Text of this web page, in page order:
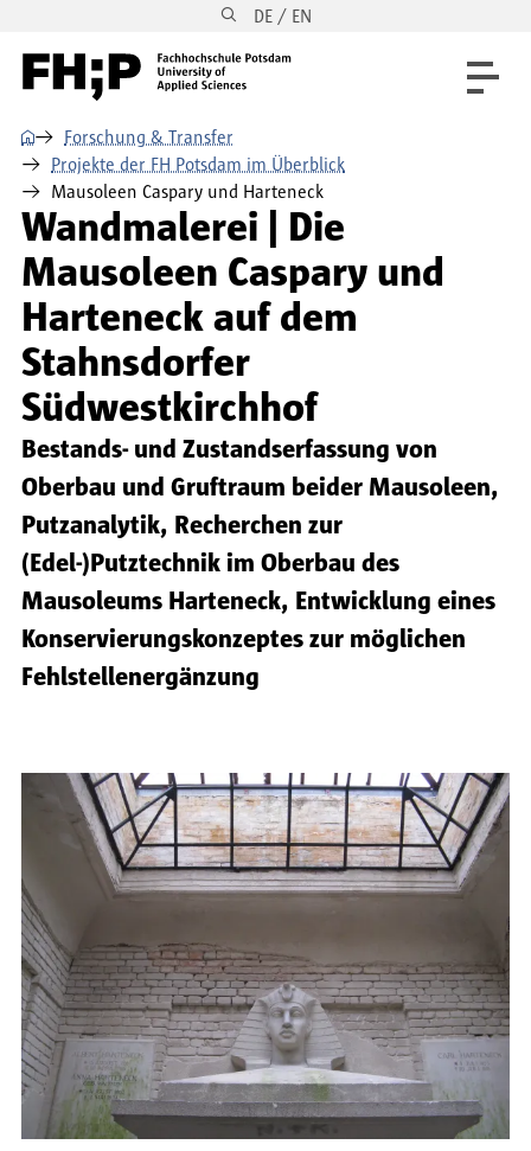
Direkt zur Hauptnavigation DE / EN
⌂
Forschung & Transfer
Projekte der FH Potsdam im Überblick
Mausoleen Caspary und Harteneck
Wandmalerei | Die
Mausoleen Caspary und
Harteneck auf dem
Stahnsdorfer
Südwestkirchhof
Bestands- und Zustandserfassung von
Oberbau und Gruftraum beider Mausoleen,
Putzanalytik, Recherchen zur
(Edel-)Putztechnik im Oberbau des
Mausoleums Harteneck, Entwicklung eines
Konservierungskonzeptes zur möglichen
Fehlstellenergänzung